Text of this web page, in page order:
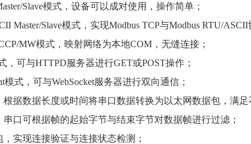
Slave模式，设备可以成对使用，操作简单；
Master/Slave模式，实现Modbus TCP与Modbus RTU/ASCII
MW模式，映射网络为本地COM，无缝连接；
，可与HTTPD服务器进行GET或POST操作；
模式，可与WebSocket服务器进行双向通信；
据数据长度或时间将串口数据转换为以太网数据包，满足
口可根据帧的起始字节与结束字节对数据帧进行过滤；
实现连接验证与连接状态检测；